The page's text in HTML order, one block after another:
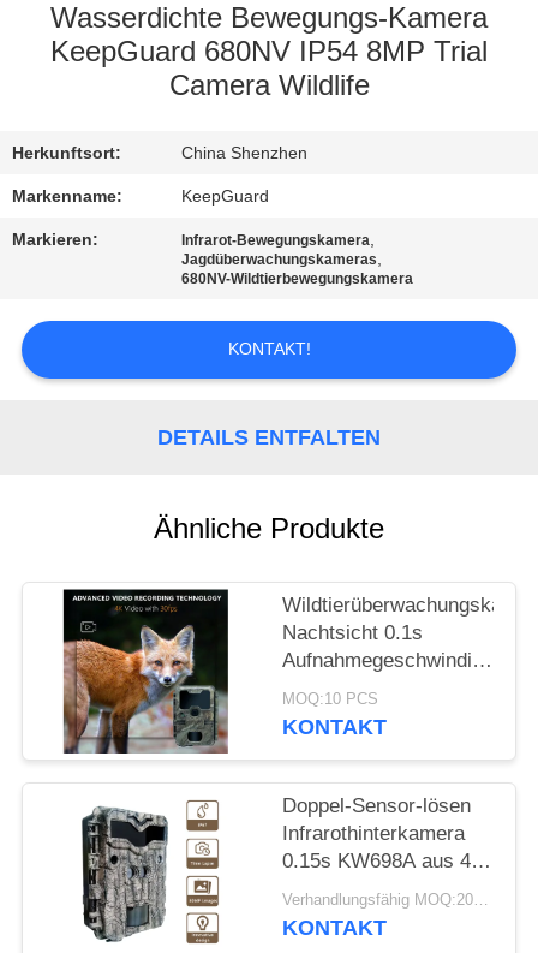
WERKSBESICHTIGUNG
KONTAKT
MIT
NEUIGKEITEN
ANGEBOT
SITEMAP
DATENSCHUTZRICHTLINIE
Wasserdichte Bewegungs-Kamera
KeepGuard 680NV IP54 8MP Trial
Camera Wildlife
Herkunftsort: China Shenzhen
Markenname: KeepGuard
Markieren: Infrarot-Bewegungskamera,
Jagdüberwachungskameras,
680NV-Wildtierbewegungskamera
KONTAKT!
DETAILS ENTFALTEN
Ähnliche Produkte
Nachtsicht 0.1s
Aufnahmegeschwindigkeit
32MP 4K Jagdkamera
Wasserdicht IP67
MOQ:10 PCS
KONTAKT
Doppel-Sensor-lösen
Infrarothinterkamera
0.15s KW698A aus 4K,
das Kamera KEIN
GLÜHEN jagt
Verhandlungsfähig MOQ:20pcs
KONTAKT